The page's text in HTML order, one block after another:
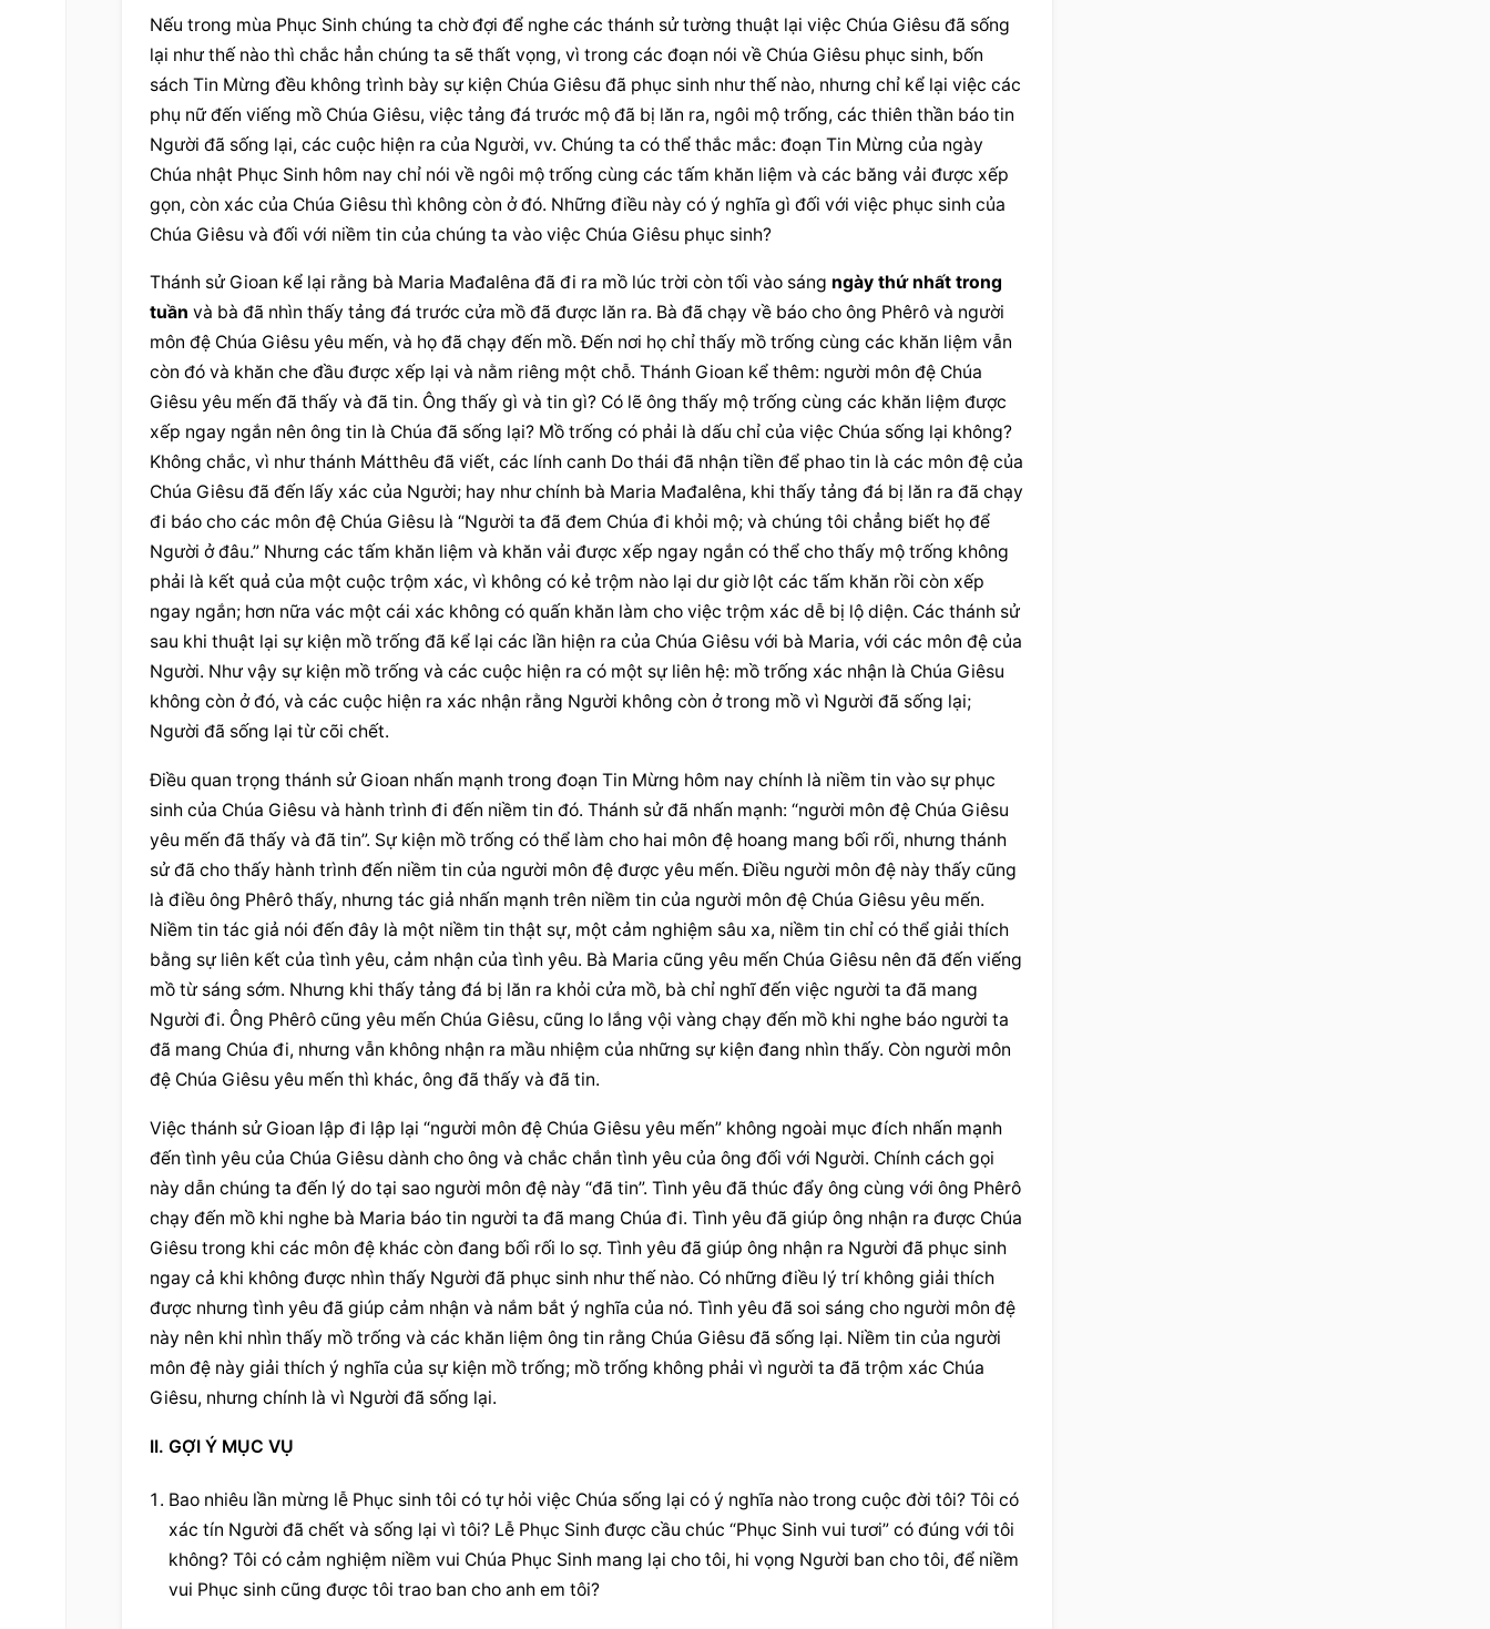
Nếu trong mùa Phục Sinh chúng ta chờ đợi để nghe các thánh sử tường thuật lại việc Chúa Giêsu đã sống
lại như thế nào thì chắc hẳn chúng ta sẽ thất vọng, vì trong các đoạn nói về Chúa Giêsu phục sinh, bốn
sách Tin Mừng đều không trình bày sự kiện Chúa Giêsu đã phục sinh như thế nào, nhưng chỉ kể lại việc các
phụ nữ đến viếng mồ Chúa Giêsu, việc tảng đá trước mộ đã bị lăn ra, ngôi mộ trống, các thiên thần báo tin
Chúa nhật Phục Sinh hôm nay chỉ nói về ngôi mộ trống cùng các tấm khăn liệm và các băng vải được xếp
gọn, còn xác của Chúa Giêsu thì không còn ở đó. Những điều này có ý nghĩa gì đối với việc phục sinh của
Chúa Giêsu và đối với niềm tin của chúng ta vào việc Chúa Giêsu phục sinh?
Thánh sử Gioan kể lại rằng bà Maria Mađalêna đã đi ra mồ lúc trời còn tối vào sáng ngày thứ nhất trong
tuần và bà đã nhìn thấy tảng đá trước cửa mồ đã được lăn ra. Bà đã chạy về báo cho ông Phêrô và người
môn đệ Chúa Giêsu yêu mến, và họ đã chạy đến mồ. Đến nơi họ chỉ thấy mồ trống cùng các khăn liệm vẫn
còn đó và khăn che đầu được xếp lại và nằm riêng một chỗ. Thánh Gioan kể thêm: người môn đệ Chúa
Giêsu yêu mến đã thấy và đã tin. Ông thấy gì và tin gì? Có lẽ ông thấy mộ trống cùng các khăn liệm được
xếp ngay ngắn nên ông tin là Chúa đã sống lại? Mồ trống có phải là dấu chỉ của việc Chúa sống lại không?
Không chắc, vì như thánh Mátthêu đã viết, các lính canh Do thái đã nhận tiền để phao tin là các môn đệ của
Chúa Giêsu đã đến lấy xác của Người; hay như chính bà Maria Mađalêna, khi thấy tảng đá bị lăn ra đã chạy
đi báo cho các môn đệ Chúa Giêsu là “Người ta đã đem Chúa đi khỏi mộ; và chúng tôi chẳng biết họ để
Người ở đâu.” Nhưng các tấm khăn liệm và khăn vải được xếp ngay ngắn có thể cho thấy mộ trống không
phải là kết quả của một cuộc trộm xác, vì không có kẻ trộm nào lại dư giờ lột các tấm khăn rồi còn xếp
ngay ngắn; hơn nữa vác một cái xác không có quấn khăn làm cho việc trộm xác dễ bị lộ diện. Các thánh sử
sau khi thuật lại sự kiện mồ trống đã kể lại các lần hiện ra của Chúa Giêsu với bà Maria, với các môn đệ của
Người. Như vậy sự kiện mồ trống và các cuộc hiện ra có một sự liên hệ: mồ trống xác nhận là Chúa Giêsu
không còn ở đó, và các cuộc hiện ra xác nhận rằng Người không còn ở trong mồ vì Người đã sống lại;
Người đã sống lại từ cõi chết.
Điều quan trọng thánh sử Gioan nhấn mạnh trong đoạn Tin Mừng hôm nay chính là niềm tin vào sự phục
sinh của Chúa Giêsu và hành trình đi đến niềm tin đó. Thánh sử đã nhấn mạnh: “người môn đệ Chúa Giêsu
yêu mến đã thấy và đã tin”. Sự kiện mồ trống có thể làm cho hai môn đệ hoang mang bối rối, nhưng thánh
sử đã cho thấy hành trình đến niềm tin của người môn đệ được yêu mến. Điều người môn đệ này thấy cũng
là điều ông Phêrô thấy, nhưng tác giả nhấn mạnh trên niềm tin của người môn đệ Chúa Giêsu yêu mến.
Niềm tin tác giả nói đến đây là một niềm tin thật sự, một cảm nghiệm sâu xa, niềm tin chỉ có thể giải thích
bằng sự liên kết của tình yêu, cảm nhận của tình yêu. Bà Maria cũng yêu mến Chúa Giêsu nên đã đến viếng
mồ từ sáng sớm. Nhưng khi thấy tảng đá bị lăn ra khỏi cửa mồ, bà chỉ nghĩ đến việc người ta đã mang
Người đi. Ông Phêrô cũng yêu mến Chúa Giêsu, cũng lo lắng vội vàng chạy đến mồ khi nghe báo người ta
đã mang Chúa đi, nhưng vẫn không nhận ra mầu nhiệm của những sự kiện đang nhìn thấy. Còn người môn
đệ Chúa Giêsu yêu mến thì khác, ông đã thấy và đã tin.
Việc thánh sử Gioan lập đi lập lại “người môn đệ Chúa Giêsu yêu mến” không ngoài mục đích nhấn mạnh
đến tình yêu của Chúa Giêsu dành cho ông và chắc chắn tình yêu của ông đối với Người. Chính cách gọi
này dẫn chúng ta đến lý do tại sao người môn đệ này “đã tin”. Tình yêu đã thúc đẩy ông cùng với ông Phêrô
chạy đến mồ khi nghe bà Maria báo tin người ta đã mang Chúa đi. Tình yêu đã giúp ông nhận ra được Chúa
Giêsu trong khi các môn đệ khác còn đang bối rối lo sợ. Tình yêu đã giúp ông nhận ra Người đã phục sinh
ngay cả khi không được nhìn thấy Người đã phục sinh như thế nào. Có những điều lý trí không giải thích
được nhưng tình yêu đã giúp cảm nhận và nắm bắt ý nghĩa của nó. Tình yêu đã soi sáng cho người môn đệ
này nên khi nhìn thấy mồ trống và các khăn liệm ông tin rằng Chúa Giêsu đã sống lại. Niềm tin của người
môn đệ này giải thích ý nghĩa của sự kiện mồ trống; mồ trống không phải vì người ta đã trộm xác Chúa
Giêsu, nhưng chính là vì Người đã sống lại.
II. GỢI Ý MỤC VỤ
Bao nhiêu lần mừng lễ Phục sinh tôi có tự hỏi việc Chúa sống lại có ý nghĩa nào trong cuộc đời tôi? Tôi có
xác tín Người đã chết và sống lại vì tôi? Lễ Phục Sinh được cầu chúc “Phục Sinh vui tươi” có đúng với tôi
không? Tôi có cảm nghiệm niềm vui Chúa Phục Sinh mang lại cho tôi, hi vọng Người ban cho tôi, để niềm
vui Phục sinh cũng được tôi trao ban cho anh em tôi?